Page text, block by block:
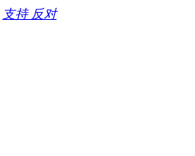
支持 反对